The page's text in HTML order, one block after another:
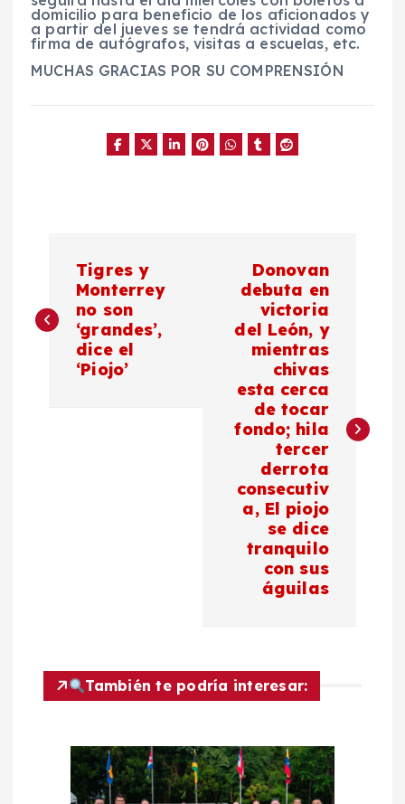
domicilio para beneficio de los aficionados y
a partir del jueves se tendrá actividad como
firma de autógrafos, visitas a escuelas, etc.
MUCHAS GRACIAS POR SU COMPRENSIÓN
a
v
d
Tigres y
Monterrey
no son
‘grandes’,
dice el
‘Piojo’
Donovan
debuta en
victoria
del León, y
mientras
chivas
esta cerca
de tocar
fondo; hila
tercer
derrota
consecutiv
a, El piojo
se dice
tranquilo
con sus
águilas
También te podría interesar: